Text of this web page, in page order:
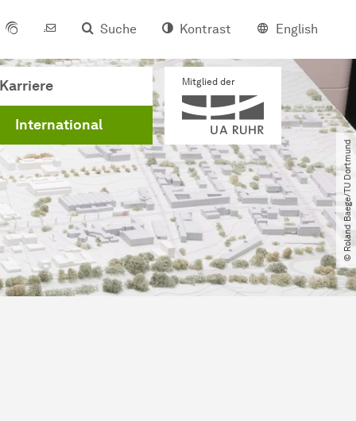
Suche Kontrast English
Karriere
International
Mitglied der
© Roland Baege​/​TU Dortmund